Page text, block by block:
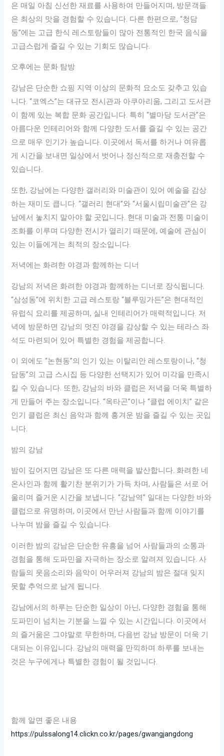
은 매일 아침 신선한 재료를 사용하여 만들어지며, 방문객들
은 최상의 맛을 경험할 수 있습니다. 다른 한편으로, “청담
동”에는 고급 한식 레스토랑들이 많아 전통적인 한국 음식을
고급스럽게 즐길 수 있는 기회도 많습니다.
오후에는 문화 탐방
강남은 단순한 쇼핑 지역 이상의 문화적 요소도 갖추고 있습
니다. “코엑스”는 대규모 전시관과 아쿠아리움, 그리고 도서관
이 함께 있는 복합 문화 공간입니다. 특히 “별마당 도서관”은
아름다운 인테리어와 함께 다양한 도서를 즐길 수 있는 공간
으로 매우 인기가 높습니다. 이곳에서 독서를 하거나 여유롭
게 시간을 보내면 일상에서 벗어나 정신적으로 재충전할 수
있습니다.
또한, 강남에는 다양한 갤러리와 미술관이 있어 예술을 감상
하는 재미도 큽니다. “갤러리 현대”와 “서울시립미술관”은 강
남에서 놓치지 말아야 할 곳입니다. 현대 미술과 전통 미술이
조화를 이루며 다양한 전시가 열리기 때문에, 예술에 관심이
있는 이들에게는 최적의 장소입니다.
저녁에는 화려한 야경과 함께하는 디너
강남의 저녁은 화려한 야경과 함께하는 디너로 장식됩니다.
“삼성동”에 위치한 고급 레스토랑 “블루밍가든”은 현대적인
유럽식 요리를 제공하며, 실내 인테리어가 매력적입니다. 저
녁에 방문하면 강남의 멋진 야경을 감상할 수 있는 테라스 좌
석도 마련되어 있어 특별한 경험을 제공합니다.
이 외에도 “논현동”의 인기 있는 이탈리안 레스토랑이나, “청
담동”의 고급 스시집 등 다양한 선택지가 있어 미각을 만족시
킬 수 있습니다. 또한, 강남의 바와 클럽은 저녁을 더욱 특별하
게 만들어 주는 장소입니다. “옥타곤”이나 “클럽 에이치” 같은
인기 클럽은 최신 음악과 함께 흥겨운 밤을 즐길 수 있는 곳입
니다.
밤의 강남
밤이 깊어지면 강남은 또 다른 매력을 발산합니다. 화려한 네
온사인과 함께 활기찬 분위기가 가득 차며, 사람들은 서로 어
울리며 즐거운 시간을 보냅니다. “강남역” 일대는 다양한 바와
클럽으로 유명하며, 이곳에서 만난 사람들과 함께 이야기를
나누며 밤을 즐길 수 있습니다.
이러한 밤의 강남은 단순한 유흥을 넘어 사람들과의 소통과
경험을 통해 도파민을 자극하는 장소로 알려져 있습니다. 사
람들의 웃음소리와 음악이 어우러져 강남의 밤은 절대 잊지
못할 추억으로 남게 됩니다.
강남에서의 하루는 단순한 일상이 아닌, 다양한 경험을 통해
도파민이 넘치는 기분을 느낄 수 있는 시간입니다. 이곳에서
의 즐거움은 그야말로 무한하며, 다음번 강남 방문이 더욱 기
대되는 이유입니다. 강남의 매력을 만끽하며 하루를 보내는
것은 누구에게나 특별한 경험이 될 것입니다.
함께 알면 좋은 내용
https://pulssalong14.clickn.co.kr/pages/gwangjangdong